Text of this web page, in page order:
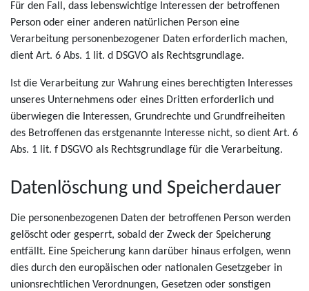
Für den Fall, dass lebenswichtige Interessen der betroffenen
Person oder einer anderen natürlichen Person eine
Verarbeitung personenbezogener Daten erforderlich machen,
dient Art. 6 Abs. 1 lit. d DSGVO als Rechtsgrundlage.
Ist die Verarbeitung zur Wahrung eines berechtigten Interesses
unseres Unternehmens oder eines Dritten erforderlich und
überwiegen die Interessen, Grundrechte und Grundfreiheiten
des Betroffenen das erstgenannte Interesse nicht, so dient Art. 6
Abs. 1 lit. f DSGVO als Rechtsgrundlage für die Verarbeitung.
Datenlöschung und Speicherdauer
Die personenbezogenen Daten der betroffenen Person werden
gelöscht oder gesperrt, sobald der Zweck der Speicherung
entfällt. Eine Speicherung kann darüber hinaus erfolgen, wenn
dies durch den europäischen oder nationalen Gesetzgeber in
unionsrechtlichen Verordnungen, Gesetzen oder sonstigen